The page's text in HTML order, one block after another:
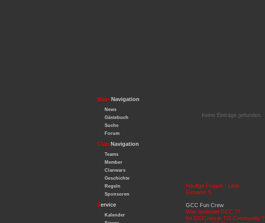
Main Navigation
News
Gästebuch
Suche
Forum
Clan Navigation
Teams
Member
Clanwars
Geschichte
Regeln
Sponsoren
Service
Kalender
Keine Einträge gefunden.
Häufige Fragen - Liste
Gesamt: 5
GCC Fun Crew
Was bedeutet GCC ??
Ist GCC neu in TO Community ?